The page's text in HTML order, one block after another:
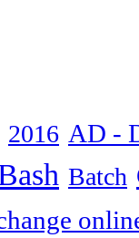
2016 AD -
Batch